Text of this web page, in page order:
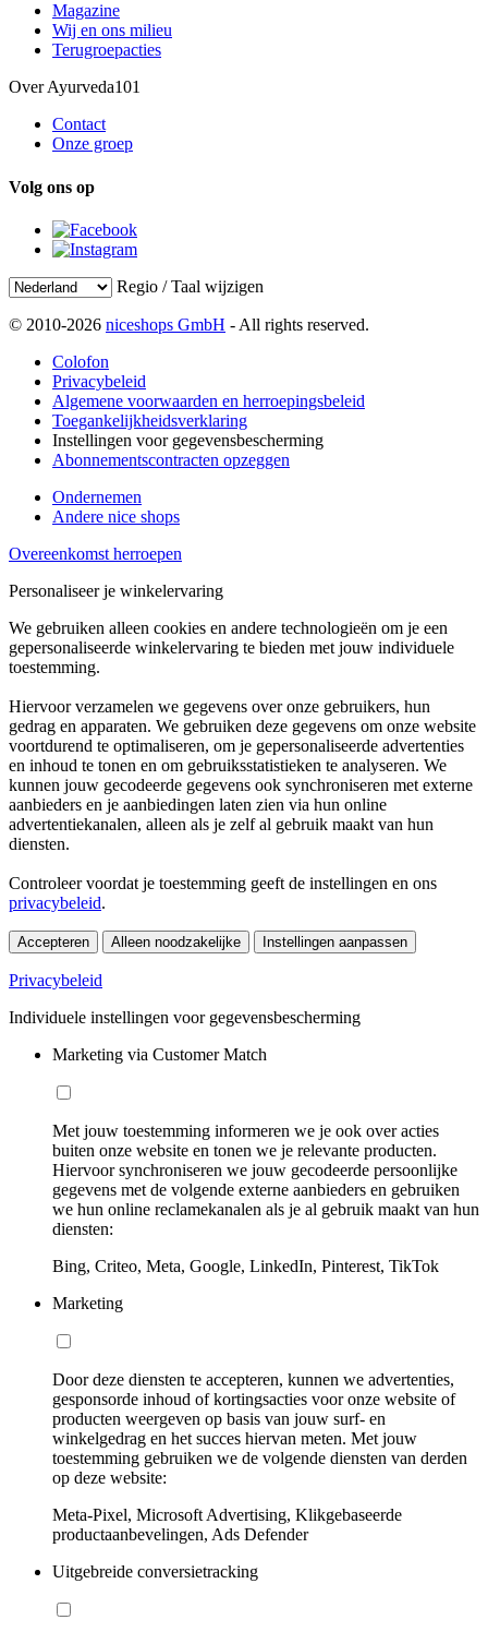
Magazine
Wij en ons milieu
Terugroepacties
Over Ayurveda101
Contact
Onze groep
Volg ons op
Regio / Taal wijzigen
© 2010-2026 niceshops GmbH - All rights reserved.
Colofon
Privacybeleid
Algemene voorwaarden en herroepingsbeleid
Toegankelijkheidsverklaring
Instellingen voor gegevensbescherming
Abonnementscontracten opzeggen
Ondernemen
Andere nice shops
Overeenkomst herroepen
Personaliseer je winkelervaring
We gebruiken alleen cookies en andere technologieën om je een
gepersonaliseerde winkelervaring te bieden met jouw individuele
toestemming.
Hiervoor verzamelen we gegevens over onze gebruikers, hun
gedrag en apparaten. We gebruiken deze gegevens om onze website
voortdurend te optimaliseren, om je gepersonaliseerde advertenties
en inhoud te tonen en om gebruiksstatistieken te analyseren. We
kunnen jouw gecodeerde gegevens ook synchroniseren met externe
aanbieders en je aanbiedingen laten zien via hun online
advertentiekanalen, alleen als je zelf al gebruik maakt van hun
diensten.
Controleer voordat je toestemming geeft de instellingen en ons
privacybeleid.
Accepteren Alleen noodzakelijke Instellingen aanpassen
Privacybeleid
Individuele instellingen voor gegevensbescherming
Marketing via Customer Match
Met jouw toestemming informeren we je ook over acties
buiten onze website en tonen we je relevante producten.
Hiervoor synchroniseren we jouw gecodeerde persoonlijke
gegevens met de volgende externe aanbieders en gebruiken
we hun online reclamekanalen als je al gebruik maakt van hun
diensten:
Bing, Criteo, Meta, Google, LinkedIn, Pinterest, TikTok
Marketing
Door deze diensten te accepteren, kunnen we advertenties,
gesponsorde inhoud of kortingsacties voor onze website of
producten weergeven op basis van jouw surf- en
winkelgedrag en het succes hiervan meten. Met jouw
toestemming gebruiken we de volgende diensten van derden
op deze website:
Meta-Pixel, Microsoft Advertising, Klikgebaseerde
productaanbevelingen, Ads Defender
Uitgebreide conversietracking